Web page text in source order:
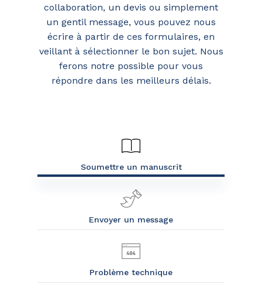
collaboration, un devis ou simplement
un gentil message, vous pouvez nous
écrire à partir de ces formulaires, en
veillant à sélectionner le bon sujet. Nous
ferons notre possible pour vous
répondre dans les meilleurs délais.
Soumettre un manuscrit
Envoyer un message
Problème technique